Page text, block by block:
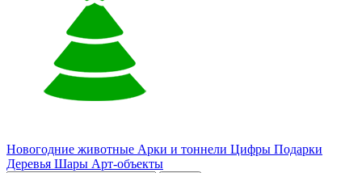
Новогодние животные Арки и тоннели Цифры Подарки
Деревья Шары Арт-объекты